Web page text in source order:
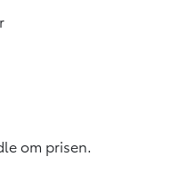
om prisen.